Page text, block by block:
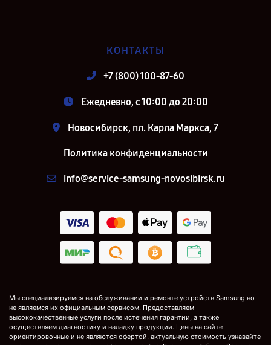
КОНТАКТЫ
+7 (800) 100-87-60
Ежедневно, с 10:00 до 20:00
Новосибирск, пл. Карла Маркса, 7
Политика конфиденциальности
info@service-samsung-novosibirsk.ru
Мы специализируемся на обслуживании и ремонте устройств Samsung но
не являемся их официальным сервисом. Предоставляем
высококачественные услуги после истечения гарантии, а также
осуществляем диагностику и наладку продукции. Цены на сайте
ориентировочные и не являются офертой, актуальную стоимость узнавайте